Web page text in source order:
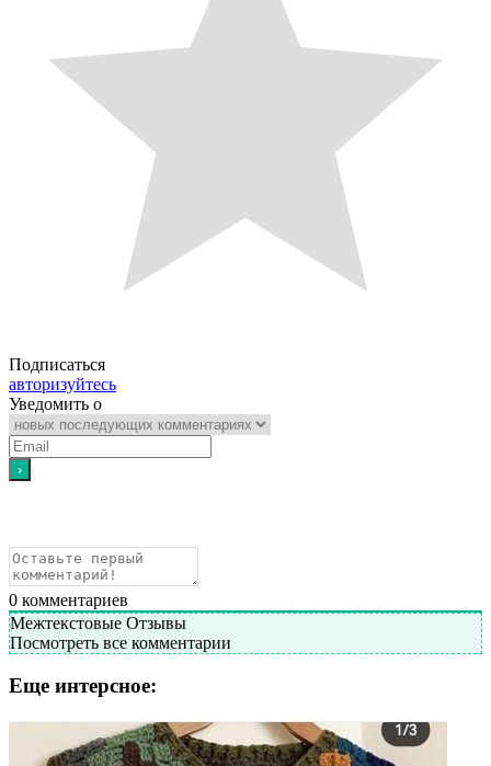
Подписаться
авторизуйтесь
Уведомить о
0 комментариев
Межтекстовые Отзывы
Посмотреть все комментарии
Еще интерсное: